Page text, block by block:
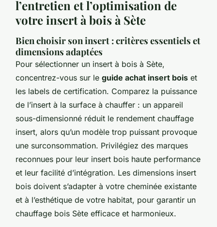
l’entretien et l’optimisation de
votre insert à bois à Sète
Bien choisir son insert : critères essentiels et
dimensions adaptées
Pour sélectionner un insert à bois à Sète,
concentrez-vous sur le guide achat insert bois et
les labels de certification. Comparez la puissance
de l’insert à la surface à chauffer : un appareil
sous-dimensionné réduit le rendement chauffage
insert, alors qu’un modèle trop puissant provoque
une surconsommation. Privilégiez des marques
reconnues pour leur insert bois haute performance
et leur facilité d’intégration. Les dimensions insert
bois doivent s’adapter à votre cheminée existante
et à l’esthétique de votre habitat, pour garantir un
chauffage bois Sète efficace et harmonieux.